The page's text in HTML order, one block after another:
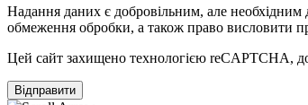
Надання даних є добровільним, але
обмеження обробки, а також право висловити
Цей сайт захищено технологією reCAPTCHA,